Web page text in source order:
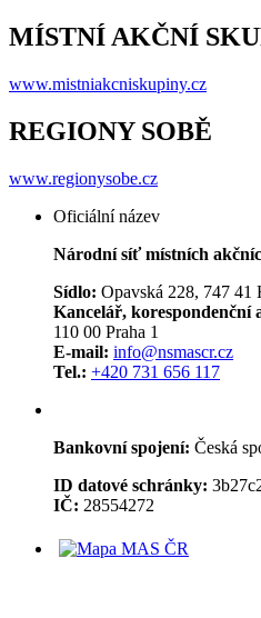
MÍSTNÍ AKČNÍ
www.mistniakcniskupiny.cz
REGIONY SOBĚ
www.regionysobe.cz
Oficiální název
Národní síť místních
Sídlo: Opavská 228, 747 41
Kancelář, korespondenční
110 00 Praha 1
E-mail: info@nsmascr.cz
Tel.: +420 731 656 117
Bankovní spojení: Česká
ID datové schránky:
IČ: 28554272